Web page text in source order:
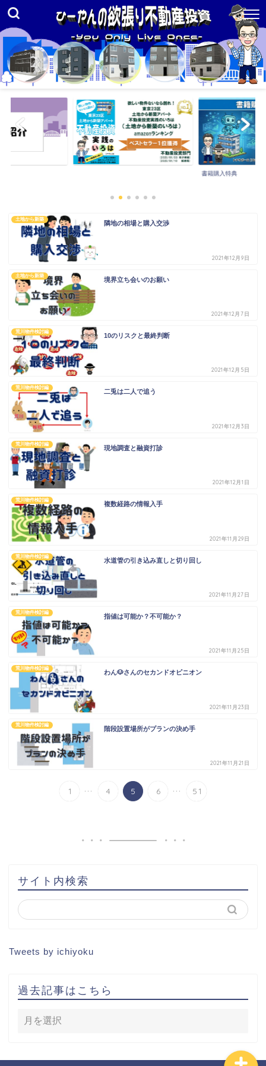
書籍購入特典
土地から新築
隣地の相場と購入交渉
2021年12月9日
土地から新築
境界立ち会いのお願い
2021年12月7日
荒川物件検討編
10のリスクと最終判断
2021年12月5日
荒川物件検討編
二兎は二人で追う
2021年12月3日
荒川物件検討編
現地調査と融資打診
2021年12月1日
荒川物件検討編
複数経路の情報入手
2021年11月29日
荒川物件検討編
水道管の引き込み直しと切り回し
2021年11月27日
荒川物件検討編
指値は可能か？不可能か？
2021年11月25日
荒川物件検討編
わん🐶さんのセカンドオピニオン
2021年11月23日
荒川物件検討編
階段設置場所がプランの決め手
2021年11月21日
1 ... 4 5 6 ... 51
サイト内検索
Tweets by ichiyoku
過去記事はこちら
問い合わせ